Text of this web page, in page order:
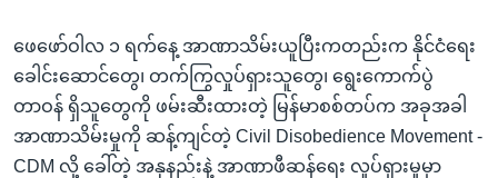
သို့
ကျော်
ရန်
ဖေဖော်ဝါလ ၁ ရက်နေ့ အာဏာသိမ်းယူပြီးကတည်းက နိုင်ငံရေး
ခေါင်းဆောင်တွေ၊ တက်ကြွလှုပ်ရှားသူတွေ၊ ရွေးကောက်ပွဲ
တာဝန် ရှိသူတွေကို ဖမ်းဆီးထားတဲ့ မြန်မာစစ်တပ်က အခုအခါ
အာဏာသိမ်းမှုကို ဆန့်ကျင်တဲ့ Civil Disobedience Movement -
CDM လို့ ခေါ်တဲ့ အနုနည်းနဲ့ အာဏာဖီဆန်ရေး လှုပ်ရှားမှုမှာ